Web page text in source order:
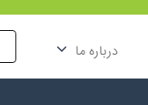
درباره ما